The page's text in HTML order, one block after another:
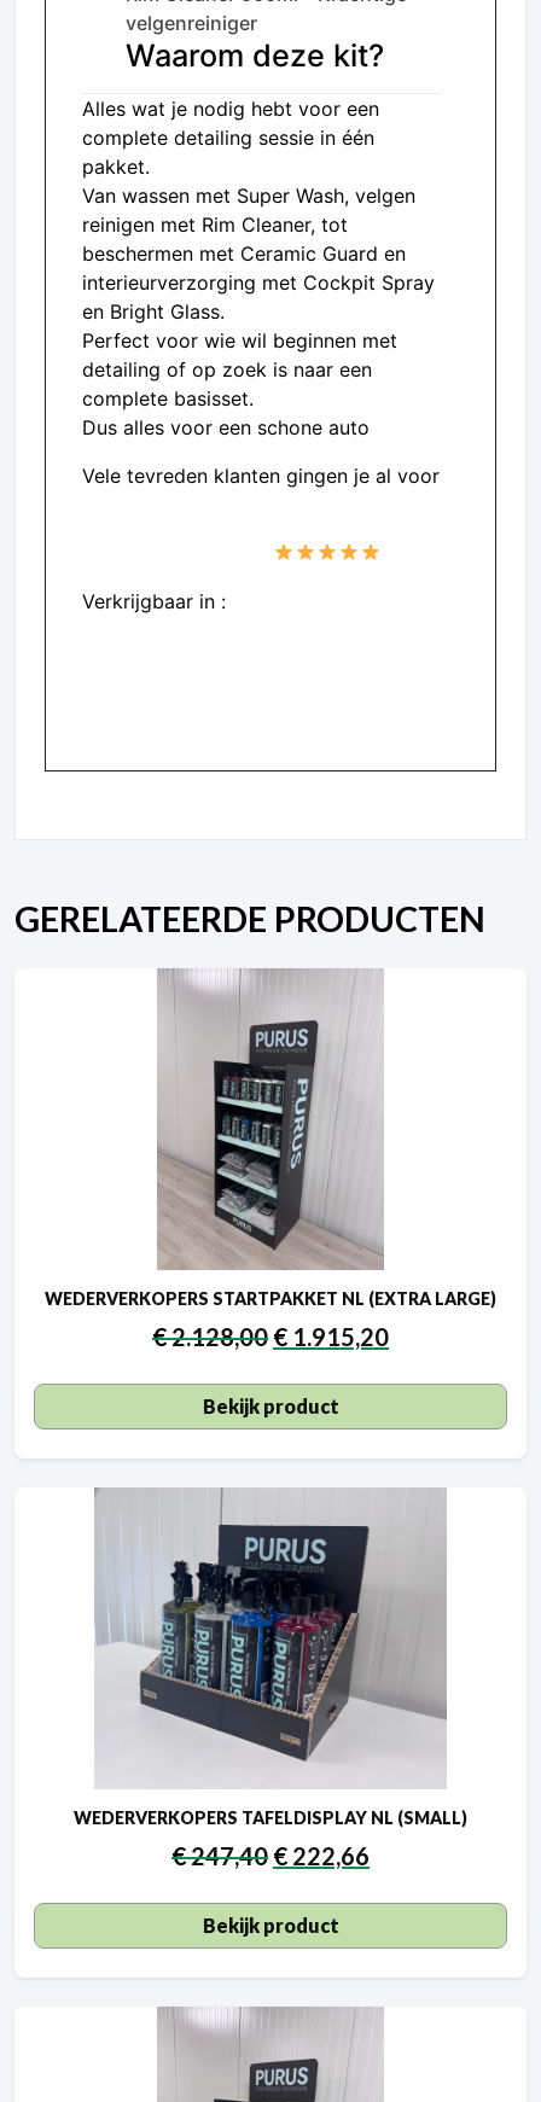
velgenreiniger
Waarom deze kit?
Alles wat je nodig hebt voor een
complete detailing sessie in één
pakket.
Van wassen met Super Wash, velgen
reinigen met Rim Cleaner, tot
beschermen met Ceramic Guard en
interieurverzorging met Cockpit Spray
en Bright Glass.
Perfect voor wie wil beginnen met
detailing of op zoek is naar een
complete basisset.
Dus alles voor een schone auto
Vele tevreden klanten gingen je al voor
Verkrijgbaar in :
GERELATEERDE PRODUCTEN
WEDERVERKOPERS STARTPAKKET NL (EXTRA LARGE)
€2.128,00 € 1.915,20
Bekijk product
WEDERVERKOPERS TAFELDISPLAY NL (SMALL)
€247,40 € 222,66
Bekijk product